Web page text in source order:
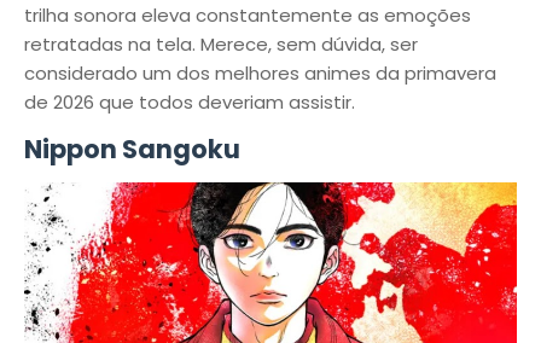
trilha sonora eleva constantemente as emoções
retratadas na tela. Merece, sem dúvida, ser
considerado um dos melhores animes da primavera
de 2026 que todos deveriam assistir.
Nippon Sangoku